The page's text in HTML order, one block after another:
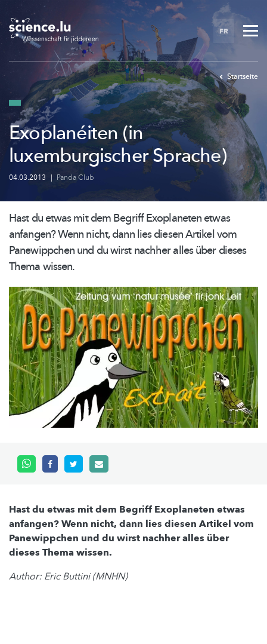
to
main
content
FR
Startseite
Exoplanéiten (in
luxemburgischer Sprache)
04.03.2013 | Panda Club
Hast du etwas mit dem Begriff Exoplaneten etwas
anfangen? Wenn nicht, dann lies diesen Artikel vom
Panewippchen und du wirst nachher alles über dieses
Thema wissen.
Hast du etwas mit dem Begriff Exoplaneten etwas
anfangen? Wenn nicht, dann lies diesen Artikel vom
Panewippchen und du wirst nachher alles über
dieses Thema wissen.
Author: Eric Buttini (MNHN)